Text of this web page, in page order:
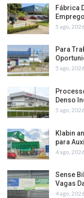
Fábrica
5 ago,
Para
5 ago,
Denso
5 ago,
Klabin
para
4 ago,
Sense
Vagas
4 ago,